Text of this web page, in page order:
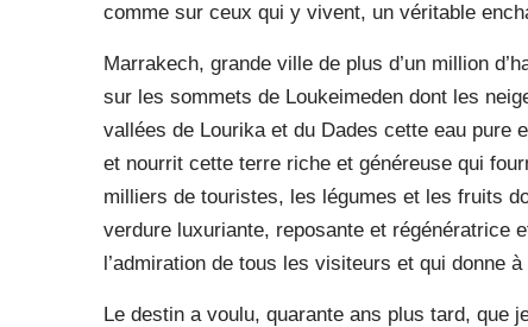
comme sur ceux qui y vivent, un véritable
Marrakech, grande ville de plus d’un million
sur les sommets de Loukeimeden dont les
vallées de Lourika et du Dades cette eau pure
et nourrit cette terre riche et généreuse qui
milliers de touristes, les légumes et les fruits
verdure luxuriante, reposante et régénératrice
l’admiration de tous les visiteurs et qui donne
Le destin a voulu, quarante ans plus tard, que